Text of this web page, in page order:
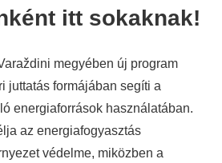
itt sokaknak!
megyében új program
juttatás formájában segíti a
energiaforrások használatában.
az energiafogyasztás
védelme, miközben a